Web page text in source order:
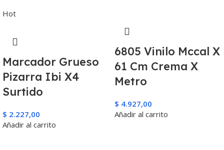
Hot
Marcador Grueso
Pizarra Ibi X4
Surtido
$ 2.227,00
Añadir al carrito
6805 Vinilo Mccal X
61 Cm Crema X
Metro
$ 4.927,00
Añadir al carrito